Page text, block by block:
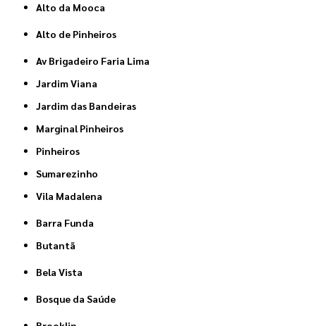
Alto da Mooca
Alto de Pinheiros
Av Brigadeiro Faria Lima
Jardim Viana
Jardim das Bandeiras
Marginal Pinheiros
Pinheiros
Sumarezinho
Vila Madalena
Barra Funda
Butantã
Bela Vista
Bosque da Saúde